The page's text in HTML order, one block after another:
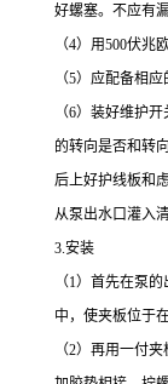
好螺塞。不应有
（4）用500伏兆
（5）应配备相
（6）装好维护
的转向是否和转
后上好护线板和
从泵出水口灌入
3.安装
（1）首先在泵
中，使夹板位于
（2）再用一付